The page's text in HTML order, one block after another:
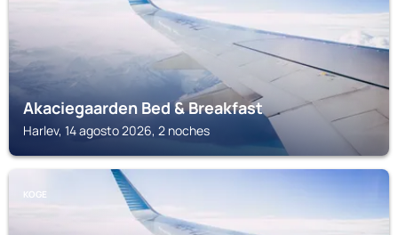
Akaciegaarden Bed & Breakfast
Harlev, 14 agosto 2026, 2 noches
KOGE